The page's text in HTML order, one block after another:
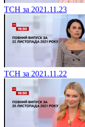
ТСН за 2021.11.23
ТСН за 2021.11.22